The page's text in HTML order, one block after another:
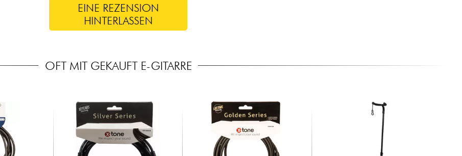
EINE REZENSION
HINTERLASSEN
OFT MIT GEKAUFT E-GITARRE